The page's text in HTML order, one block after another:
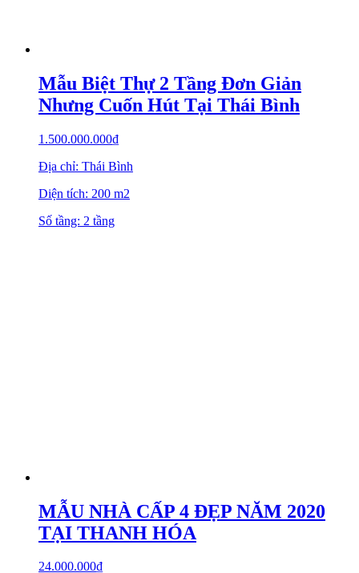
Mẫu Biệt Thự 2 Tầng Đơn Giản
Nhưng Cuốn Hút Tại Thái Bình
1.500.000.000₫
Địa chỉ: Thái Bình
Diện tích: 200 m2
Số tầng: 2 tầng
MẪU NHÀ CẤP 4 ĐẸP NĂM 2020
TẠI THANH HÓA
24.000.000₫